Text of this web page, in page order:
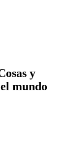
y
mundo